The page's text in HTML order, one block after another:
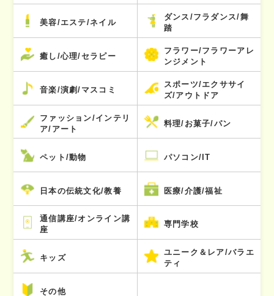
美容/エステ/ネイル
ダンス/フラダンス/舞
踏
癒し/心理/セラピー
フラワー/フラワーアレ
ンジメント
音楽/演劇/マスコミ
スポーツ/エクササイ
ズ/アウトドア
ファッション/インテリ
ア/アート
料理/お菓子/パン
ペット/動物 パソコン/IT
日本の伝統文化/教養 医療/介護/福祉
通信講座/オンライン講
座
専門学校
キッズ
ユニーク＆レア/バラエ
ティ
その他